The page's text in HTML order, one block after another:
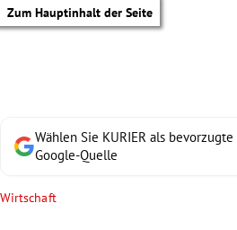
Zum Hauptinhalt der Seite
Wählen Sie KURIER als bevorzugte
Google-Quelle
Wirtschaft